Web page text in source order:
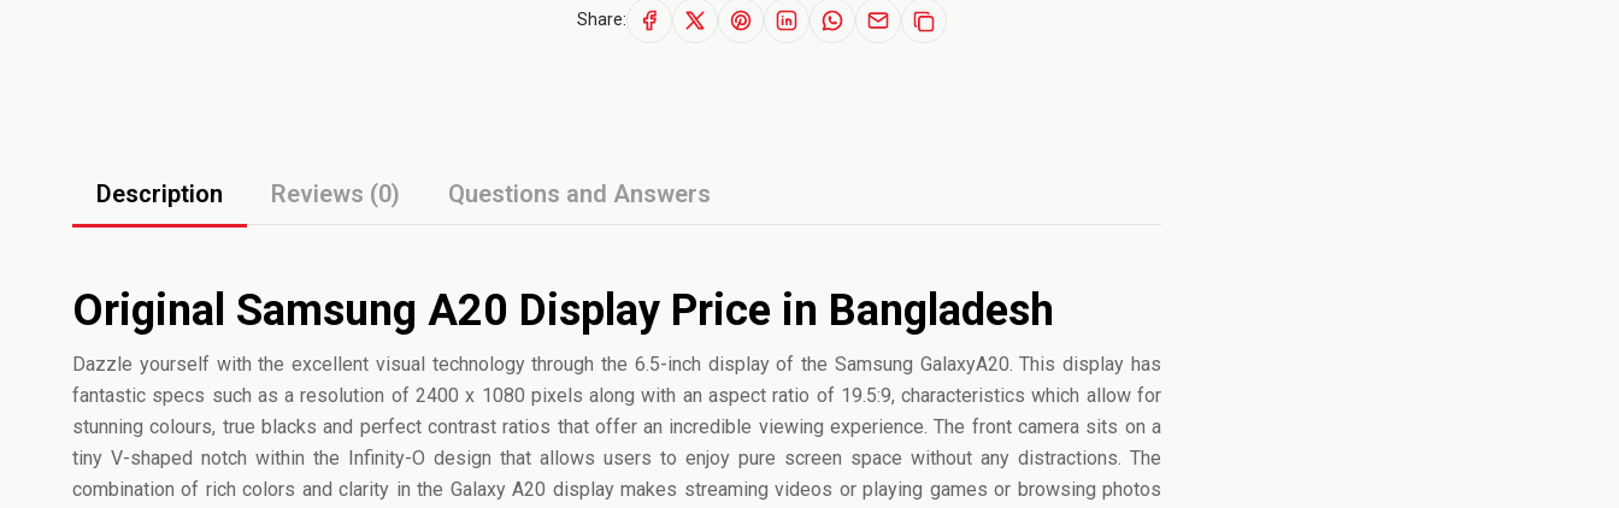
Share:
Description Reviews (0) Questions and Answers
Original Samsung A20 Display Price in Bangladesh
Dazzle yourself with the excellent visual technology through the 6.5-inch display of the Samsung GalaxyA20. This display has
fantastic specs such as a resolution of 2400 x 1080 pixels along with an aspect ratio of 19.5:9, characteristics which allow for
stunning colours, true blacks and perfect contrast ratios that offer an incredible viewing experience. The front camera sits on a
tiny V-shaped notch within the Infinity-O design that allows users to enjoy pure screen space without any distractions. The
combination of rich colors and clarity in the Galaxy A20 display makes streaming videos or playing games or browsing photos